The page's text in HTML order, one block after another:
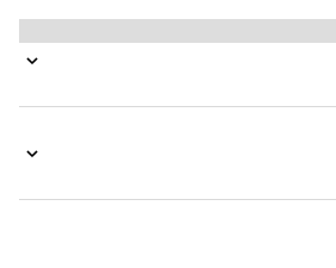
بشعار G المتشابك وتكشف عن ملصق شعار Gucci